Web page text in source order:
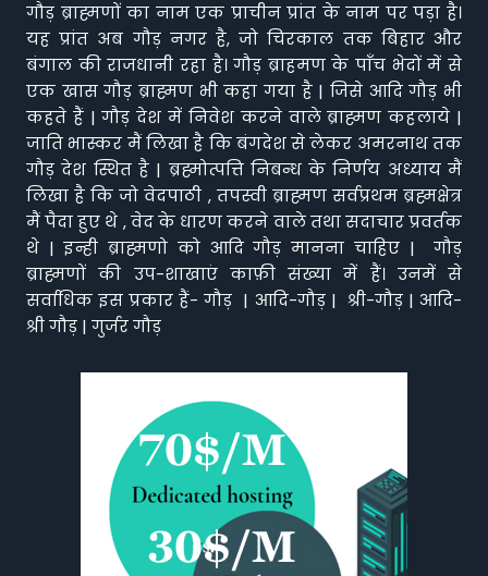
गौड़ ब्राह्मणों का नाम एक प्राचीन प्रांत के नाम पर पड़ा है।
यह प्रांत अब गौड़ नगर है, जो चिरकाल तक बिहार और
बंगाल की राजधानी रहा है। गौड़ ब्राहमण के पाँच भेदों में से
एक खास गौड़ ब्राह्मण भी कहा गया है | जिसे आदि गौड़ भी
कहते हैं | गौड़ देश में निवेश करने वाले ब्राह्मण कहलाये |
जाति भास्कर मैं लिखा है कि बंगदेश से लेकर अमरनाथ तक
गौड़ देश स्थित है | ब्रह्मोत्पत्ति निबन्ध के निर्णय अध्याय मैं
लिखा है कि जो वेदपाठी , तपस्वी ब्राह्मण सर्वप्रथम ब्रह्मक्षेत्र
मैं पैदा हुए थे , वेद के धारण करने वाले तथा सदाचार प्रवर्तक
थे | इन्ही ब्राह्मणो को आदि गौड़ मानना चाहिए | गौड़
ब्राह्मणों की उप-शाखाएं काफ़ी संख्या में हैं। उनमें से
सर्वाधिक इस प्रकार हैं- गौड़ | आदि-गौड़ | श्री-गौड़ | आदि-
श्री गौड़ | गुर्जर गौड़